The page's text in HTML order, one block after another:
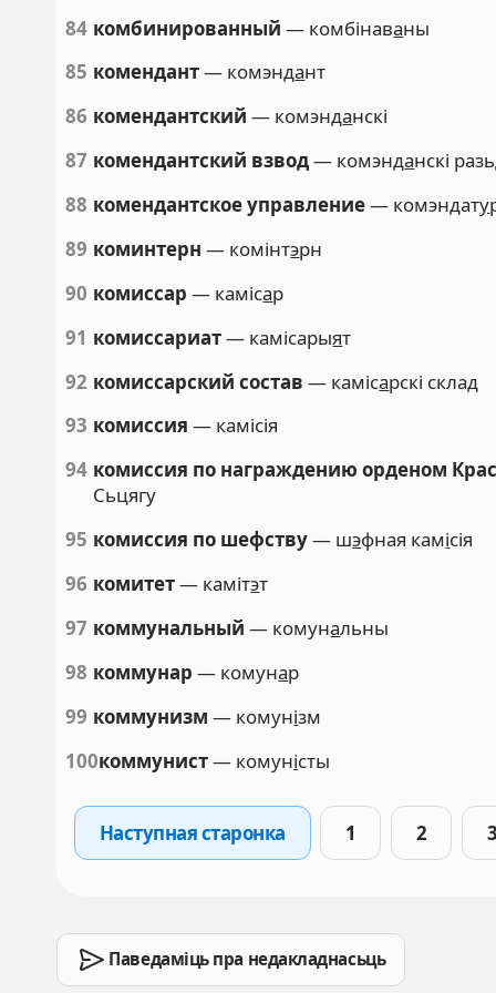
84 комбинированный — комбінаваны
85 комендант— комэндант
86 комендантский — комэнданскі
87 комендантский взвод— комэнданскі
88 комендантское управление— комэндату
89 коминтерн — комінтэрн
90 комиссар — камісар
91 комиссариат— камісарыят
92 комиссарский состав — камісарскі склад
93 комиссия — камісія
94 комиссия по награждению орденом
Сьцягу
95 комиссия по шефству— шэфная камісія
96 комитет— камітэт
97 коммунальный — комунальны
98 коммунар — комунар
99 коммунизм — комунізм
100коммунист— комуністы
Наступная старонка 1 2
Паведаміць пра недакладнасьць